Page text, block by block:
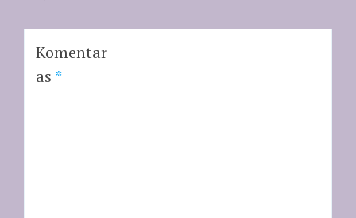
Komentar
as *